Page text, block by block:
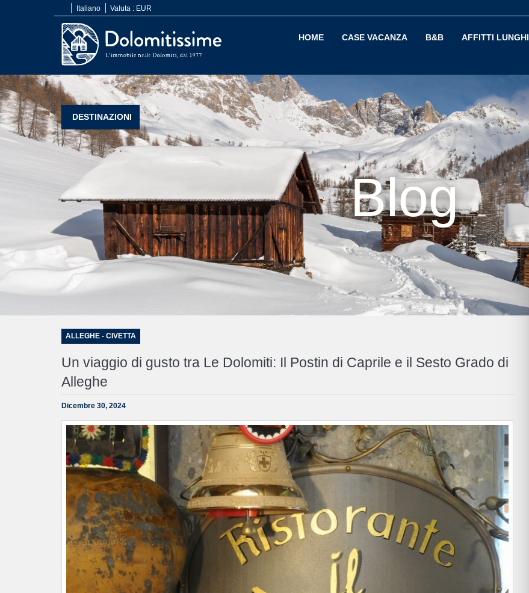
Italiano Valuta : EUR
HOME CASE VACANZA B&B AFFITTI LUNGHI
DESTINAZIONI
Blog
ALLEGHE - CIVETTA
Un viaggio di gusto tra Le Dolomiti: Il Postin di Caprile e il Sesto Grado di
Alleghe
Dicembre 30, 2024